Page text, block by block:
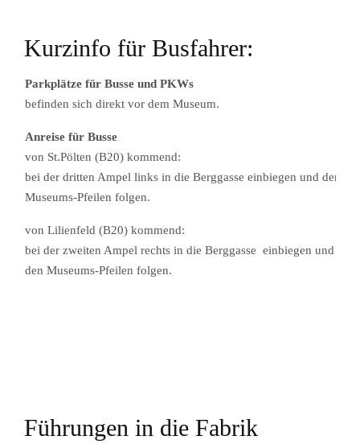
Kurzinfo für Busfahrer:
Parkplätze für Busse und PKWs
befinden sich direkt vor dem Museum.
Anreise für Busse
von St.Pölten (B20) kommend:
bei der dritten Ampel links in die Berggasse einbiegen und den
Museums-Pfeilen folgen.
von Lilienfeld (B20) kommend:
bei der zweiten Ampel rechts in die Berggasse einbiegen und
den Museums-Pfeilen folgen.
Führungen in die Fabrik